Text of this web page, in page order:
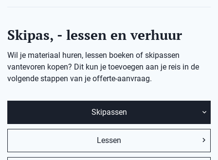
Skipas, - lessen en verhuur
Wil je materiaal huren, lessen boeken of skipassen
vantevoren kopen? Dit kun je toevoegen aan je reis in de
volgende stappen van je offerte-aanvraag.
Skipassen
Lessen